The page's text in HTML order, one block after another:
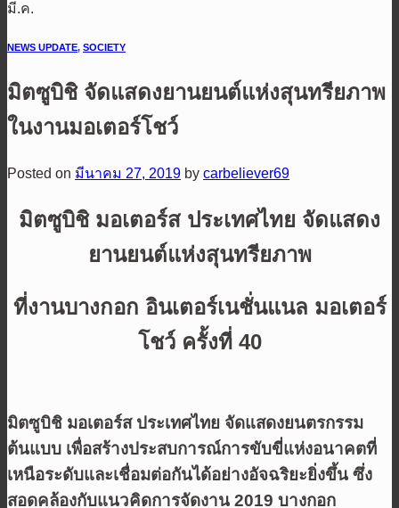
มี.ค.
NEWS UPDATE, SOCIETY
มิตซูบิชิ จัดแสดงยานยนต์แห่งสุนทรียภาพ
ในงานมอเตอร์โชว์
Posted on มีนาคม 27, 2019 by carbeliever69
มิตซูบิชิ มอเตอร์ส ประเทศไทย จัดแสดง
ยานยนต์แห่งสุนทรียภาพ
ที่งานบางกอก อินเตอร์เนชั่นแนล มอเตอร์
โชว์ ครั้งที่ 40
มิตซูบิชิ มอเตอร์ส ประเทศไทย จัดแสดงยนตรกรรม
ต้นแบบ เพื่อสร้างประสบการณ์การขับขี่แห่งอนาคตที่
เหนือระดับและเชื่อมต่อกันได้อย่างอัจฉริยะยิ่งขึ้น ซึ่ง
สอดคล้องกับแนวคิดการจัดงาน 2019 บางกอก